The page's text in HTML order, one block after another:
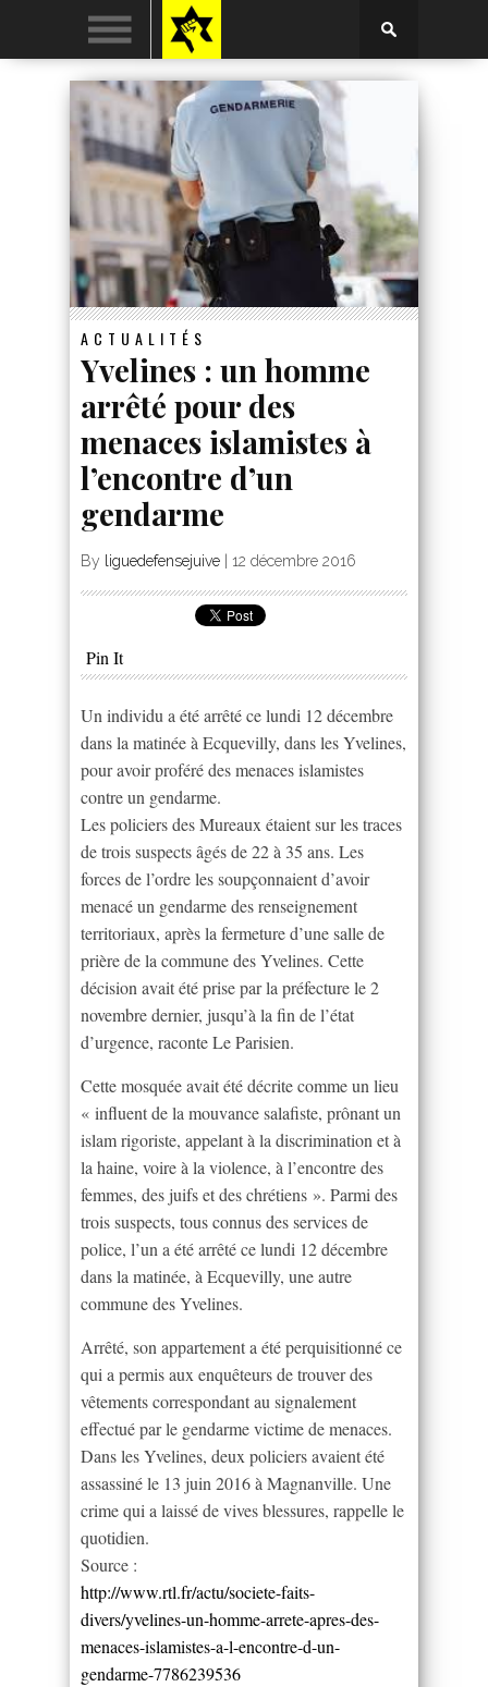
ACTUALITÉS
Yvelines : un homme
arrêté pour des
menaces islamistes à
l’encontre d’un
gendarme
By liguedefensejuive 12 décembre 2016
Pin It
Un individu a été arrêté ce lundi 12 décembre
dans la matinée à Ecquevilly, dans les Yvelines,
pour avoir proféré des menaces islamistes
contre un gendarme.
Les policiers des Mureaux étaient sur les traces
de trois suspects âgés de 22 à 35 ans. Les
forces de l’ordre les soupçonnaient d’avoir
menacé un gendarme des renseignement
territoriaux, après la fermeture d’une salle de
prière de la commune des Yvelines. Cette
décision avait été prise par la préfecture le 2
novembre dernier, jusqu’à la fin de l’état
d’urgence, raconte Le Parisien.
Cette mosquée avait été décrite comme un lieu
« influent de la mouvance salafiste, prônant un
islam rigoriste, appelant à la discrimination et à
la haine, voire à la violence, à l’encontre des
femmes, des juifs et des chrétiens ». Parmi des
trois suspects, tous connus des services de
police, l’un a été arrêté ce lundi 12 décembre
dans la matinée, à Ecquevilly, une autre
commune des Yvelines.
Arrêté, son appartement a été perquisitionné ce
qui a permis aux enquêteurs de trouver des
vêtements correspondant au signalement
effectué par le gendarme victime de menaces.
Dans les Yvelines, deux policiers avaient été
assassiné le 13 juin 2016 à Magnanville. Une
crime qui a laissé de vives blessures, rappelle le
quotidien.
Source :
http://www.rtl.fr/actu/societe-faits-
divers/yvelines-un-homme-arrete-apres-des-
menaces-islamistes-a-l-encontre-d-un-
gendarme-7786239536